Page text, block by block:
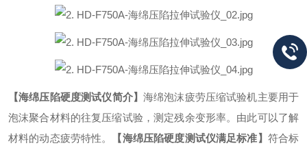
【海绵压陷硬度测试仪简介】 海绵泡沫疲劳压缩试验机主要用于
泡沫聚合材料的往复压缩试验，测定残余变形率。由此可以了解
材料的动态疲劳特性。
【海绵压陷硬度测试仪满足标准】 符合标